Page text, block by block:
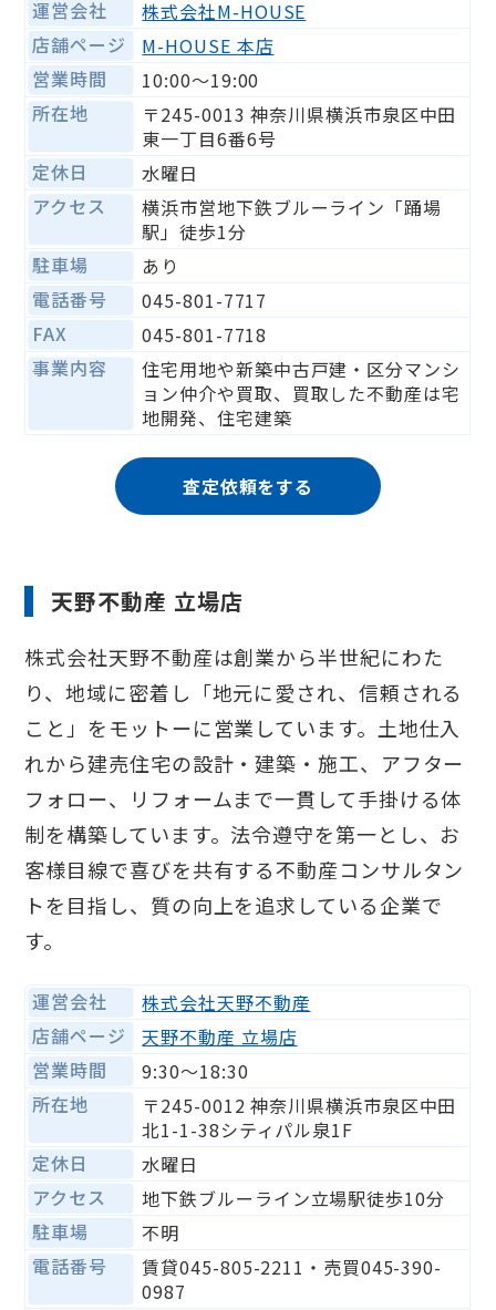
運営会社
株式会社M-HOUSE
店舗ページ
M-HOUSE 本店
営業時間
10:00〜19:00
所在地
〒245-0013 神奈川県横浜市泉区中田
東一丁目6番6号
定休日
水曜日
アクセス
横浜市営地下鉄ブルーライン「踊場
駅」徒歩1分
駐車場
あり
電話番号
045-801-7717
FAX
045-801-7718
事業内容
住宅用地や新築中古戸建・区分マンシ
ョン仲介や買取、買取した不動産は宅
地開発、住宅建築
査定依頼をする
天野不動産 立場店
株式会社天野不動産は創業から半世紀にわた
り、地域に密着し「地元に愛され、信頼される
こと」をモットーに営業しています。土地仕入
れから建売住宅の設計・建築・施工、アフター
フォロー、リフォームまで一貫して手掛ける体
制を構築しています。法令遵守を第一とし、お
客様目線で喜びを共有する不動産コンサルタン
トを目指し、質の向上を追求している企業で
す。
運営会社
株式会社天野不動産
店舗ページ
天野不動産 立場店
営業時間
9:30〜18:30
所在地
〒245-0012 神奈川県横浜市泉区中田
北1-1-38シティパル泉1F
定休日
水曜日
アクセス
地下鉄ブルーライン立場駅徒歩10分
駐車場
不明
電話番号
賃貸045-805-2211・売買045-390-
0987